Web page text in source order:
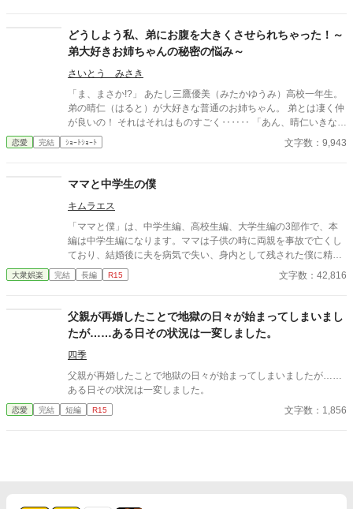
どうしよう私、弟にお腹を大きくさせられちゃった！～
弟大好きお姉ちゃんの秘密の悩み～
さいとう みさき
「ま、まさか!?」 あたし三鷹優美（みたかゆうみ）高校一年生。
弟の晴仁（はると）が大好きな普通のお姉ちゃん。 弟とは凄く仲
が良いの！ それはそれはものすごく‥‥‥ 「あん、晴仁いきなり
そんなのお口に入らないよぉ～♡」 そんな関係のあたしたち。 で
もある日トイレであたしはアレが来そうなのになかなか来ないの
恋愛 完結 ｼｮｰﾄｼｮｰﾄ 文字数：9,943
ママと中学生の僕
キムラエス
「ママと僕」は、中学生編、高校生編、大学生編の3部作で、本
編は中学生編になります。ママは子供の時に両親を事故で亡くし
ており、結婚後に夫を病気で失い、身内として残された僕に精神
的に依存をするようになる。幼少期の「僕」はそのママの依存が
嬉しく、素敵なママに甘える閉鎖的な生活を当たり前のことと考
マとの日常の中で処理すべきものと疑わず、ママも戸惑いながら
もママに甘える「僕」に満足する。ママも僕もそうした行為が少
なからず社会規範に反していることは理解しているが、ママとの
甘美な繋がりは解消できずに戸惑いながらも続く「ママと中学生
の僕」の営みを描いてみました。
大衆娯楽 完結 長編 R15 文字数：42,816
父親が再婚したことで地獄の日々が始まってしまいまし
たが……ある日その状況は一変しました。
四季
父親が再婚したことで地獄の日々が始まってしまいましたが……
ある日その状況は一変しました。
恋愛 完結 短編 R15 文字数：1,856